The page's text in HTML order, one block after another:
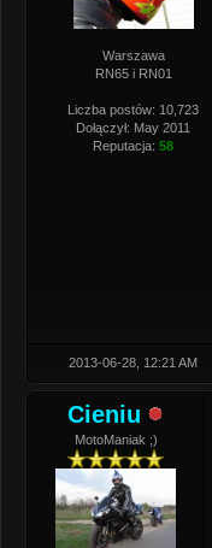
Warszawa
RN65 i RN01
Liczba postów: 10,723
Dołączył: May 2011
Reputacja: 58
2013-06-28, 12:21 AM
Cieniu
MotoManiak ;)